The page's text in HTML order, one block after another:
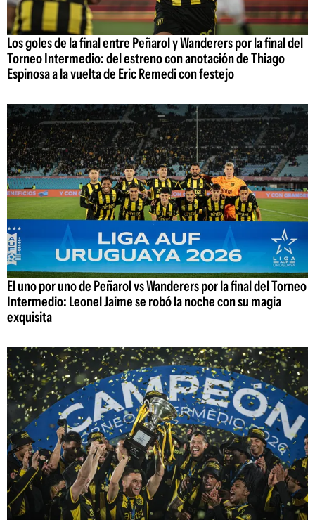
Los goles de la final entre Peñarol y Wanderers por la final del
Torneo Intermedio: del estreno con anotación de Thiago
Espinosa a la vuelta de Eric Remedi con festejo
El uno por uno de Peñarol vs Wanderers por la final del Torneo
Intermedio: Leonel Jaime se robó la noche con su magia
exquisita